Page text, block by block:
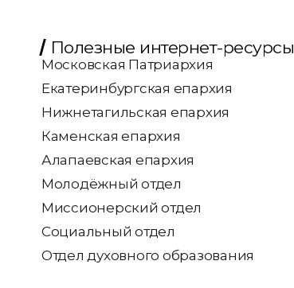
Полезные интернет-ресурсы
Московская Патриархия
Екатеринбургская епархия
Нижнетагильская епархия
Каменская епархия
Алапаевская епархия
Молодёжный отдел
Миссионерский отдел
Социальный отдел
Отдел духовного образования